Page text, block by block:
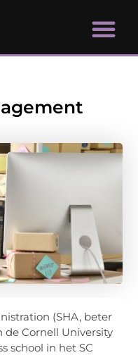
(SHA, beter
de Cornell University
school in het SC